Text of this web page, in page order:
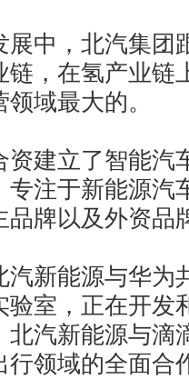
展中，北汽集团
链，在氢产业链
域最大的。
资建立了智能汽
专注于新能源汽
品牌以及外资品
汽新能源与华为
验室，正在开发
北汽新能源与滴
行领域的全面合